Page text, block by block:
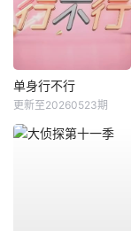
单身行不行
更新至20260523期